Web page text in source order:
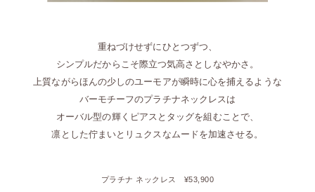
重ねづけせずにひとつずつ、
シンプルだからこそ際立つ気高さとしなやかさ。
上質ながらほんの少しのユーモアが瞬時に心を捕えるような
バーモチーフのプラチナネックレスは
オーバル型の輝くピアスと タッグを組むことで、
凛とした佇まいとリュクスなムードを加速させる。
プラチナ ネックレス ¥53,900